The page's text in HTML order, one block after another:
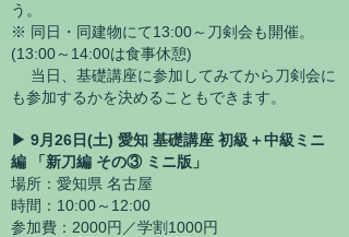
う。
※ 同日・同建物にて13:00～刀剣会も開催。
(13:00～14:00は食事休憩)
当日、基礎講座に参加してみてから刀剣会に
も参加するかを決めることもできます。
▶ 9月26日(土) 愛知 基礎講座 初級＋中級ミニ
編 「新刀編 その③ ミニ版」
場所：愛知県 名古屋
時間：10:00～12:00
参加費：2000円／学割1000円